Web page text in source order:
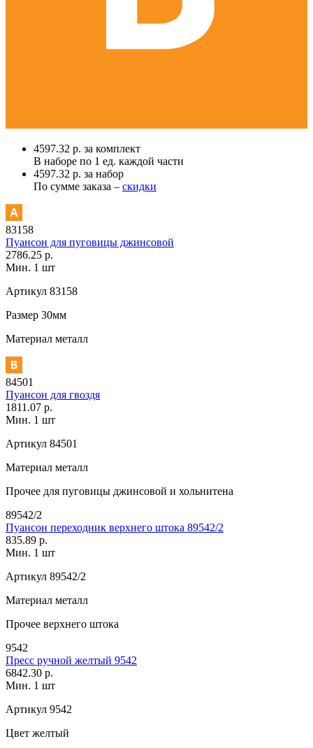
4597.32 р. за комплект
В наборе по 1 ед. каждой части
4597.32 р. за набор
По сумме заказа – скидки
83158
Пуансон для пуговицы джинсовой
2786.25 р.
Мин. 1 шт
Артикул 83158
Размер 30мм
Материал металл
84501
Пуансон для гвоздя
1811.07 р.
Мин. 1 шт
Артикул 84501
Материал металл
Прочее для пуговицы джинсовой и хольнитена
89542/2
Пуансон переходник верхнего штока 89542/2
835.89 р.
Мин. 1 шт
Артикул 89542/2
Материал металл
Прочее верхнего штока
9542
Пресс ручной желтый 9542
6842.30 р.
Мин. 1 шт
Артикул 9542
Цвет желтый